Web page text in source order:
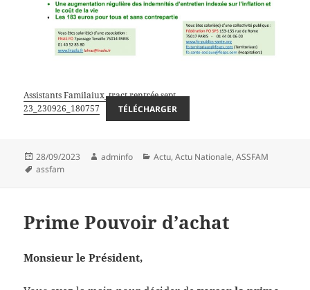
Assistants Familaiux_tract rentrée sept
23_230926_180757
TÉLÉCHARGER
Publié
le
28/09/2023 Auteur
adminfo Catégories
Actu,Actu Nationale,ASSFAM
Mots-
assfam
Prime Pouvoir d’achat
Monsieur le Président,